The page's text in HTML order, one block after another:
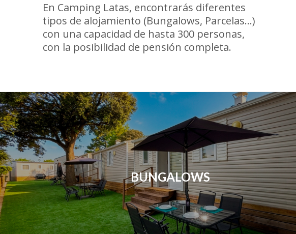
En Camping Latas, encontrarás diferentes
tipos de alojamiento (Bungalows, Parcelas…)
con una capacidad de hasta 300 personas,
con la posibilidad de pensión completa.
BUNGALOWS